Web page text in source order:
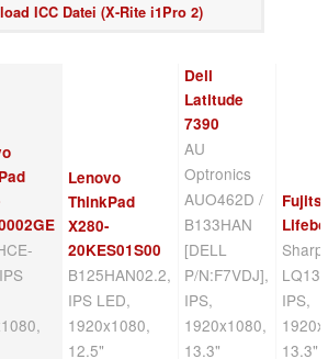
ICC Datei (X-Rite i1Pro 2)
Lenovo
ThinkPad
X280-
20KES01S00
B125HAN02.2,
IPS LED,
1920x1080,
12.5"
Dell
Latitude
7390
AU
Optronics
AUO462D /
B133HAN
[DELL
P/N:F7VDJ],
IPS,
1920x1080,
13.3"
Sharp
IPS,
13.3"